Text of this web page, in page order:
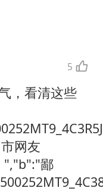
5
，看清这些
网友
","b":"鄙